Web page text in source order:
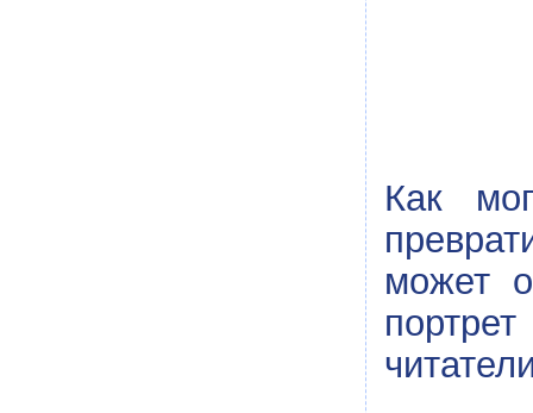
Как
может